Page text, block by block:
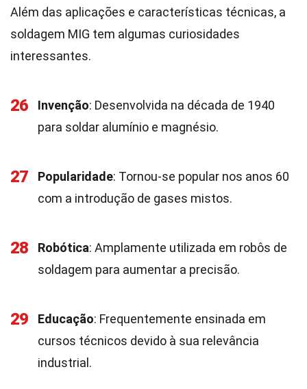
Além das aplicações e características técnicas, a
soldagem MIG tem algumas curiosidades
interessantes.
26 Invenção: Desenvolvida na década de 1940
para soldar alumínio e magnésio.
27 Popularidade: Tornou-se popular nos anos 60
com a introdução de gases mistos.
28 Robótica: Amplamente utilizada em robôs de
soldagem para aumentar a precisão.
29 Educação: Frequentemente ensinada em
cursos técnicos devido à sua relevância
industrial.